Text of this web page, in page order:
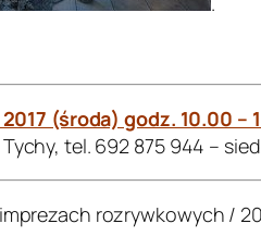
(środa) godz. 10.00 –
tel. 692 875 944 –
rozrywkowych /